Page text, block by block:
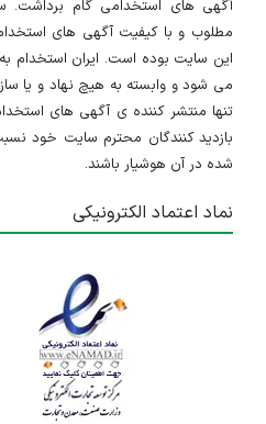
آگهی های استخدامی گام برداشت.
مطلوب و با کیفیت آگهی های
این سایت بوده است. ایران
می شود و وابسته به هیچ نهاد و یا
تنها منتشر کننده ی آگهی های
بازدید کنندگان محترم سایت خود
شده در آن هوشیار باشند.
نماد اعتماد الکترونیکی